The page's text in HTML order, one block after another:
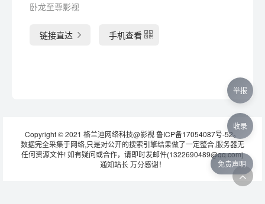
卧龙至尊影视
链接直达 手机查看
Copyright © 2021 格兰迪网络科技@影视鲁ICP备17054087号-52。
数据完全采集于网络,只是对公开的搜索引擎结果做了一定整合,服务器无
任何资源文件! 如有疑问或合作，请即时发邮件(1322690489@qq.com)
通知站长 万分感谢！
免责声明
举报
收录